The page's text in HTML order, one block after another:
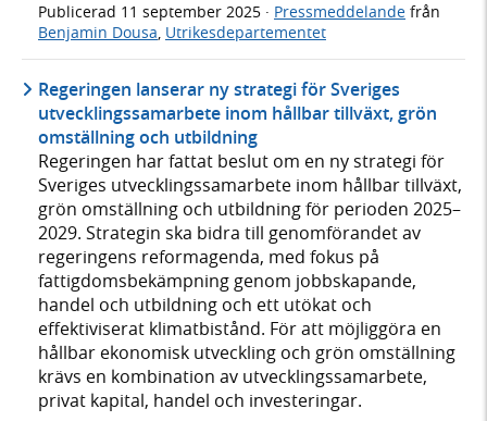
Publicerad 11 september 2025 · Pressmeddelande från
Benjamin Dousa, Utrikesdepartementet
Regeringen lanserar ny strategi för Sveriges
utvecklingssamarbete inom hållbar tillväxt, grön
omställning och utbildning
Regeringen har fattat beslut om en ny strategi för
Sveriges utvecklingssamarbete inom hållbar tillväxt,
grön omställning och utbildning för perioden 2025–
2029. Strategin ska bidra till genomförandet av
regeringens reformagenda, med fokus på
fattigdomsbekämpning genom jobbskapande,
handel och utbildning och ett utökat och
effektiviserat klimatbistånd. För att möjliggöra en
hållbar ekonomisk utveckling och grön omställning
krävs en kombination av utvecklingssamarbete,
privat kapital, handel och investeringar.